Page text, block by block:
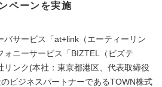
ペーンを実施
バサービス「at+link（エーティーリン
ォニーサービス「BIZTEL（ビズテ
リンク(本社：東京都港区、代表取締役
ビジネスパートナーであるTOWN株式